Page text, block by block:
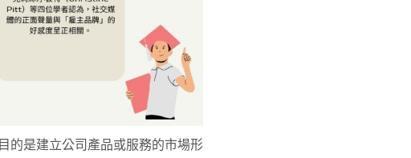
的是建立公司產品或服務的市場形